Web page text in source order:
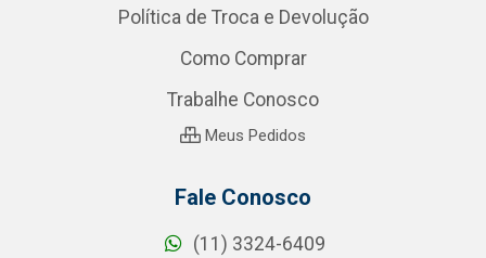
Política de Troca e Devolução
Como Comprar
Trabalhe Conosco
Meus Pedidos
Fale Conosco
(11) 3324-6409